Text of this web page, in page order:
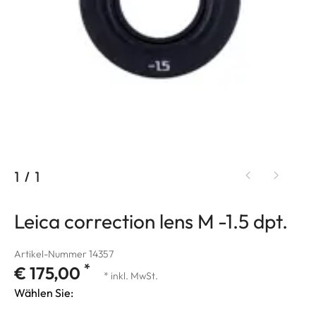
1 / 1
Leica correction lens M -1.5 dpt.
Artikel-Nummer 14357
€ 175,00 * * inkl. MwSt.
Wählen Sie: